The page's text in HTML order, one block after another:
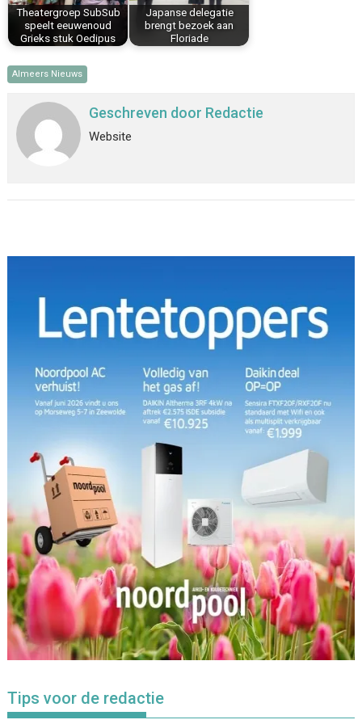
Theatergroep SubSub
speelt eeuwenoud
Grieks stuk Oedipus
Japanse delegatie
brengt bezoek aan
Floriade
Almeers Nieuws
Geschreven door Redactie
Website
Tips voor de redactie